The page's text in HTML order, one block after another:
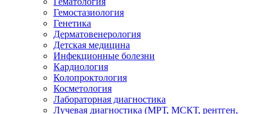
Гемостазиология
Генетика
Дерматовенерология
Детская медицина
Инфекционные болезни
Кардиология
Колопроктология
Косметология
Лабораторная диагностика
Лучевая диагностика (МРТ, МСКТ, рентген,